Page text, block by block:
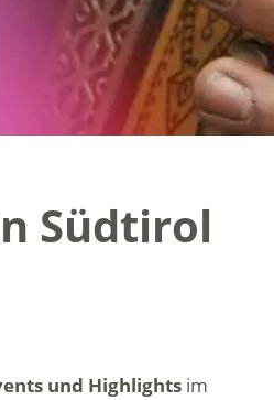
Südtirol
und Highlights im